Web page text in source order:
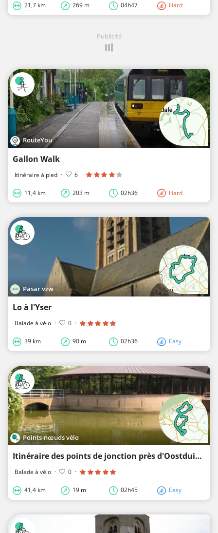
21,7 km 269 m 04h47 Hard
Publicité
RouteYou
Gallon Walk
Itinéraire à pied · 6 ·
11,4 km 203 m 02h36 Hard
Pasar vzw
Lo à l'Yser
Balade à vélo · 0 ·
39 km 90 m 02h36 Easy
Points-nœuds vélo
Itinéraire des points de jonction près d'Oostduinkerke
Balade à vélo · 0 ·
41,4 km 19 m 02h45 Easy